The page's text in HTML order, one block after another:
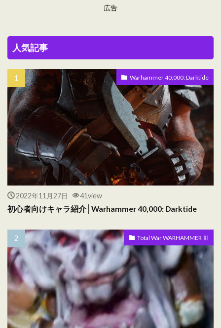
広告
人気記事
Warhammer 40,000: Darktide
2022年11月27日 41view
初心者向けキャラ紹介│Warhammer 40,000: Darktide
Total War WARHAMMER Ⅲ